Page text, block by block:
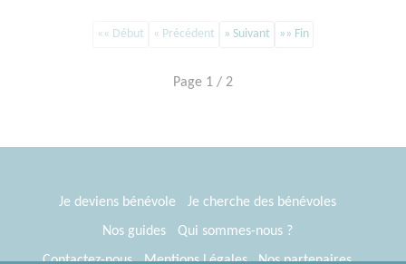
«« Début « Précédent » Suivant »» Fin
Page 1 / 2
Je deviens bénévole
Je cherche des bénévoles
Nos guides
Qui sommes-nous ?
Contactez-nous
Mentions Légales Nos partenaires